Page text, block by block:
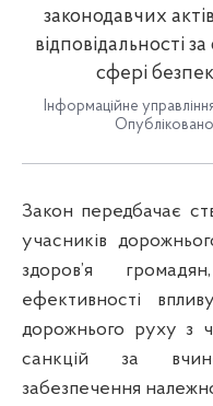
законодавчих
відповідальності
сфері
Інформаційне
Закон передбачає
учасників
здоров’я
ефективності
дорожнього руху з
санкцій за
забезпечення